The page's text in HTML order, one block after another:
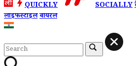
QUICKLY SOCIALLY
लाइफस्टाइलवायरल